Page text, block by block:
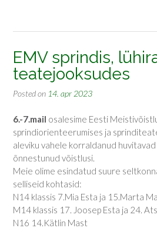
EMV sprindis,
teatejooksudes
Posted on 14. apr 2023
6.-7.mail osalesime Eesti
sprindiorienteerumises ja
aleviku vahele korraldanud
õnnestunud võistlusi.
Meie olime esindatud suure
selliseid kohtasid:
N14 klassis 7.Mia Esta ja 15.Marta
M14 klassis 17. Joosep Esta ja 24.
N16 14.Kätlin Mast